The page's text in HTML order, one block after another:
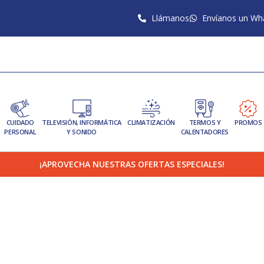
Llámanos Envíanos un
CUIDADO
PERSONAL
TELEVISIÓN, INFORMÁTICA
Y SONIDO
CLIMATIZACIÓN
TERMOS Y
CALENTADORES
PROMOS
¡APROVECHA NUESTRAS OFERTAS ESPECIALES!